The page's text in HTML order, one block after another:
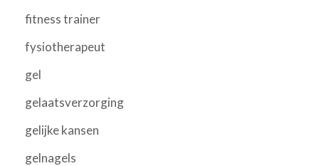
fitness trainer
fysiotherapeut
gel
gelaatsverzorging
gelijke kansen
gelnagels